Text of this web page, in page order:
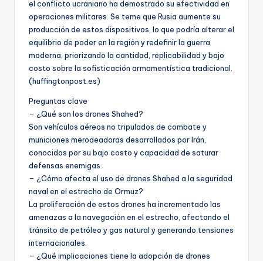
el conflicto ucraniano ha demostrado su efectividad en
operaciones militares. Se teme que Rusia aumente su
producción de estos dispositivos, lo que podría alterar el
equilibrio de poder en la región y redefinir la guerra
moderna, priorizando la cantidad, replicabilidad y bajo
costo sobre la sofisticación armamentística tradicional.
(huffingtonpost.es)
Preguntas clave
– ¿Qué son los drones Shahed?
Son vehículos aéreos no tripulados de combate y
municiones merodeadoras desarrollados por Irán,
conocidos por su bajo costo y capacidad de saturar
defensas enemigas.
– ¿Cómo afecta el uso de drones Shahed a la seguridad
naval en el estrecho de Ormuz?
La proliferación de estos drones ha incrementado las
amenazas a la navegación en el estrecho, afectando el
tránsito de petróleo y gas natural y generando tensiones
internacionales.
– ¿Qué implicaciones tiene la adopción de drones